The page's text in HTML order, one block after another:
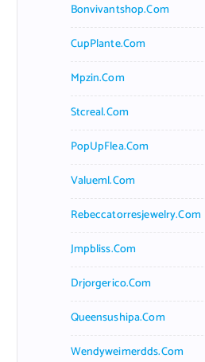
Bonvivantshop.com
CupPlante.com
Mpzin.com
Stcreal.com
PopUpFlea.com
Valueml.com
Rebeccatorresjewelry.com
Jmpbliss.com
Drjorgerico.com
Queensushipa.com
Wendyweimerdds.com